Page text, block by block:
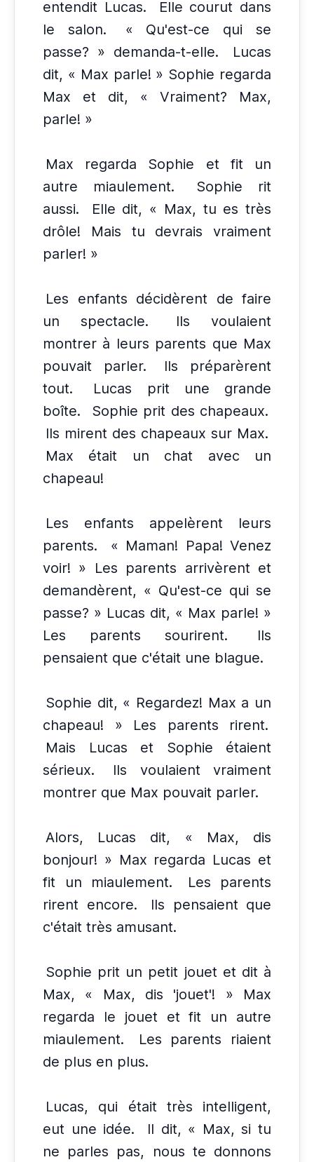
entendit Lucas.
Elle courut dans
le salon.
« Qu'est-ce qui se
passe? » demanda-t-elle.
Lucas
dit, « Max parle! » Sophie regarda
Max et dit, « Vraiment? Max,
parle! »
Max regarda Sophie et fit un
autre miaulement.
Sophie rit
aussi.
Elle dit, « Max, tu es très
drôle! Mais tu devrais vraiment
parler! »
Les enfants décidèrent de faire
un spectacle.
Ils voulaient
montrer à leurs parents que Max
pouvait parler.
Ils préparèrent
tout.
Lucas prit une grande
boîte.
Sophie prit des chapeaux.
Ils mirent des chapeaux sur Max.
Max était un chat avec un
chapeau!
Les enfants appelèrent leurs
parents.
« Maman! Papa! Venez
voir! » Les parents arrivèrent et
demandèrent, « Qu'est-ce qui se
passe? » Lucas dit, « Max parle! »
Les parents sourirent.
Ils
pensaient que c'était une blague.
Sophie dit, « Regardez! Max a un
chapeau! » Les parents rirent.
Mais Lucas et Sophie étaient
sérieux.
Ils voulaient vraiment
montrer que Max pouvait parler.
Alors, Lucas dit, « Max, dis
bonjour! » Max regarda Lucas et
fit un miaulement.
Les parents
rirent encore.
Ils pensaient que
c'était très amusant.
Sophie prit un petit jouet et dit à
Max, « Max, dis 'jouet'! » Max
regarda le jouet et fit un autre
miaulement.
Les parents riaient
de plus en plus.
Lucas, qui était très intelligent,
eut une idée.
Il dit, « Max, si tu
ne parles pas, nous te donnons